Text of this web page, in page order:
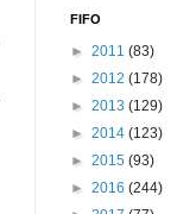
FIFO
► 2011 (83)
► 2012 (178)
► 2013 (129)
► 2014 (123)
► 2015 (93)
► 2016 (244)